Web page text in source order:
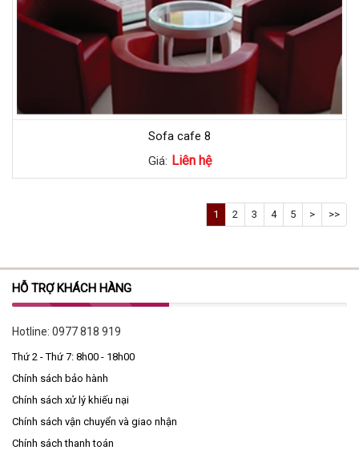
Sofa cafe 8
Giá: Liên hệ
1 2 3 4 5 > >>
HỖ TRỢ KHÁCH HÀNG
Hotline: 0977 818 919
Thứ 2 - Thứ 7: 8h00 - 18h00
Chính sách bảo hành
Chính sách xử lý khiếu nại
Chính sách vận chuyển và giao nhận
Chính sách thanh toán